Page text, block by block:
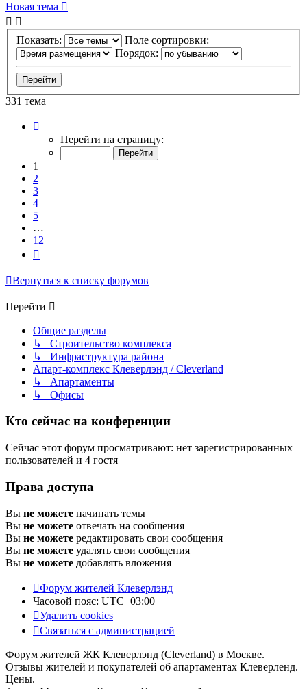
Новая тема
Показать:
Поле сортировки:
Порядок:
331 тема
Перейти на страницу:
1
2
3
4
5
…
12
Вернуться к списку форумов
Перейти
Общие разделы
↳ Строительство комплекса
↳ Инфраструктура района
Апарт-комплекс Клеверлэнд / Cleverland
↳ Апартаменты
↳ Офисы
Кто сейчас на конференции
Сейчас этот форум просматривают: нет зарегистрированных
пользователей и 4 гостя
Права доступа
Вы не можете начинать темы
Вы не можете отвечать на сообщения
Вы не можете редактировать свои сообщения
Вы не можете удалять свои сообщения
Вы не можете добавлять вложения
Форум жителей Клеверлэнд
Часовой пояс: UTC+03:00
Удалить cookies
Связаться с администрацией
Форум жителей ЖК Клеверлэнд (Cleverland) в Москве.
Отзывы жителей и покупателей об апартаментах Клеверленд.
Цены.